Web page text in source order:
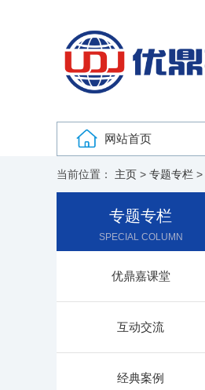
网站首页
当前位置： 主页 > 专题专栏 >
专题专栏
SPECIAL COLUMN
优鼎嘉课堂
互动交流
经典案例